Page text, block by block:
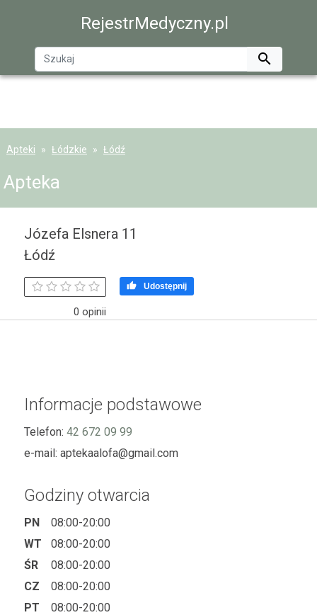
RejestrMedyczny.pl

Apteki Łódzkie Łódź
Apteka
Józefa Elsnera 11
Łódź
0 opinii
 Udostępnij
Informacje podstawowe
Telefon: 42 672 09 99
e-mail: aptekaalofa@gmail.com
Godziny otwarcia
PN
08:00-20:00
WT
08:00-20:00
ŚR
08:00-20:00
CZ
08:00-20:00
PT
08:00-20:00